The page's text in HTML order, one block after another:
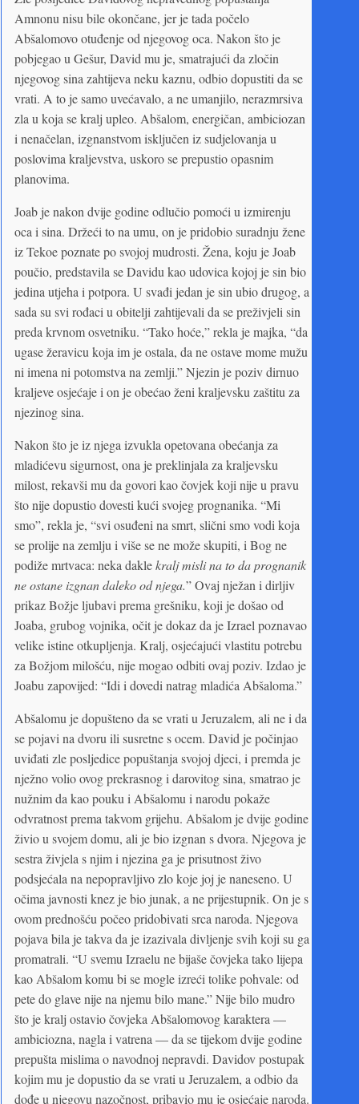
Amnonu nisu bile okončane, jer je tada počelo
Abšalomovo otuđenje od njegovog oca. Nakon što je
pobjegao u Gešur, David mu je, smatrajući da zločin
njegovog sina zahtijeva neku kaznu, odbio dopustiti da se
vrati. A to je samo uvećavalo, a ne umanjilo, nerazmrsiva
zla u koja se kralj upleo. Abšalom, energičan, ambiciozan
i nenačelan, izgnanstvom isključen iz sudjelovanja u
poslovima kraljevstva, uskoro se prepustio opasnim
planovima.
Joab je nakon dvije godine odlučio pomoći u izmirenju
oca i sina. Držeći to na umu, on je pridobio suradnju žene
iz Tekoe poznate po svojoj mudrosti. Žena, koju je Joab
poučio, predstavila se Davidu kao udovica kojoj je sin bio
jedina utjeha i potpora. U svađi jedan je sin ubio drugog, a
sada su svi rođaci u obitelji zahtijevali da se preživjeli sin
preda krvnom osvetniku. “Tako hoće,” rekla je majka, “da
ugase žeravicu koja im je ostala, da ne ostave mome mužu
ni imena ni potomstva na zemlji.” Njezin je poziv dirnuo
kraljeve osjećaje i on je obećao ženi kraljevsku zaštitu za
njezinog sina.
Nakon što je iz njega izvukla opetovana obećanja za
mladićevu sigurnost, ona je preklinjala za kraljevsku
milost, rekavši mu da govori kao čovjek koji nije u pravu
što nije dopustio dovesti kući svojeg prognanika. “Mi
smo”, rekla je, “svi osuđeni na smrt, slični smo vodi koja
se prolije na zemlju i više se ne može skupiti, i Bog ne
podiže mrtvaca: neka daklekralj misli na to da prognanik
ne ostane izgnan daleko od njega.” Ovaj nježan i dirljiv
prikaz Božje ljubavi prema grešniku, koji je došao od
Joaba, grubog vojnika, očit je dokaz da je Izrael poznavao
velike istine otkupljenja. Kralj, osjećajući vlastitu potrebu
za Božjom milošću, nije mogao odbiti ovaj poziv. Izdao je
Joabu zapovijed: “Idi i dovedi natrag mladića Abšaloma.”
Abšalomu je dopušteno da se vrati u Jeruzalem, ali ne i da
se pojavi na dvoru ili susretne s ocem. David je počinjao
uviđati zle posljedice popuštanja svojoj djeci, i premda je
nježno volio ovog prekrasnog i darovitog sina, smatrao je
nužnim da kao pouku i Abšalomu i narodu pokaže
odvratnost prema takvom grijehu. Abšalom je dvije godine
živio u svojem domu, ali je bio izgnan s dvora. Njegova je
sestra živjela s njim i njezina ga je prisutnost živo
podsjećala na nepopravljivo zlo koje joj je naneseno. U
očima javnosti knez je bio junak, a ne prijestupnik. On je s
ovom prednošću počeo pridobivati srca naroda. Njegova
pojava bila je takva da je izazivala divljenje svih koji su ga
promatrali. “U svemu Izraelu ne bijaše čovjeka tako lijepa
kao Abšalom komu bi se mogle izreći tolike pohvale: od
pete do glave nije na njemu bilo mane.” Nije bilo mudro
što je kralj ostavio čovjeka Abšalomovog karaktera —
ambiciozna, nagla i vatrena — da se tijekom dvije godine
prepušta mislima o navodnoj nepravdi. Davidov postupak
kojim mu je dopustio da se vrati u Jeruzalem, a odbio da
dođe u njegovu nazočnost, pribavio mu je osjećaje naroda.